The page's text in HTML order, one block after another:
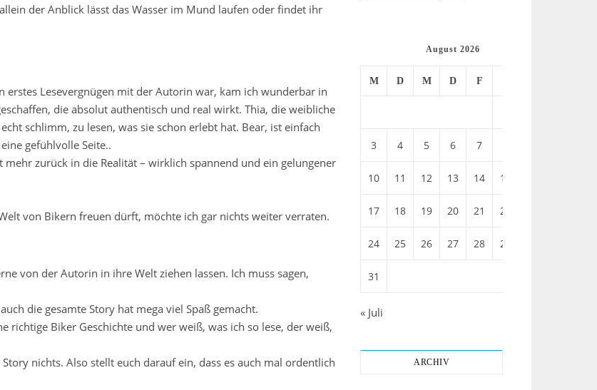
der Anblick lässt das Wasser im Mund laufen oder findet ihr
erstes Lesevergnügen mit der Autorin war, kam ich wunderbar in
die absolut authentisch und real wirkt. Thia, die weibliche
schlimm, zu lesen, was sie schon erlebt hat. Bear, ist einfach
gefühlvolle Seite..
zurück in die Realität – wirklich spannend und ein gelungener
von Bikern freuen dürft, möchte ich gar nichts weiter verraten.
von der Autorin in ihre Welt ziehen lassen. Ich muss sagen,
die gesamte Story hat mega viel Spaß gemacht.
richtige Biker Geschichte und wer weiß, was ich so lese, der weiß,
nichts. Also stellt euch darauf ein, dass es auch mal ordentlich
August 2026
M D M D F
3 4 5 6 7
10 11 12 13 14 15
17 18 19 20 21 22
24 25 26 27 28 29
31
« Juli
ARCHIV